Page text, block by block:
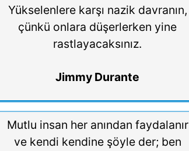
Yükselenlere karşı nazik davranın,
çünkü onlara düşerlerken yine
rastlayacaksınız.
Jimmy Durante
Mutlu insan her anından faydalanır
ve kendi kendine şöyle der; ben